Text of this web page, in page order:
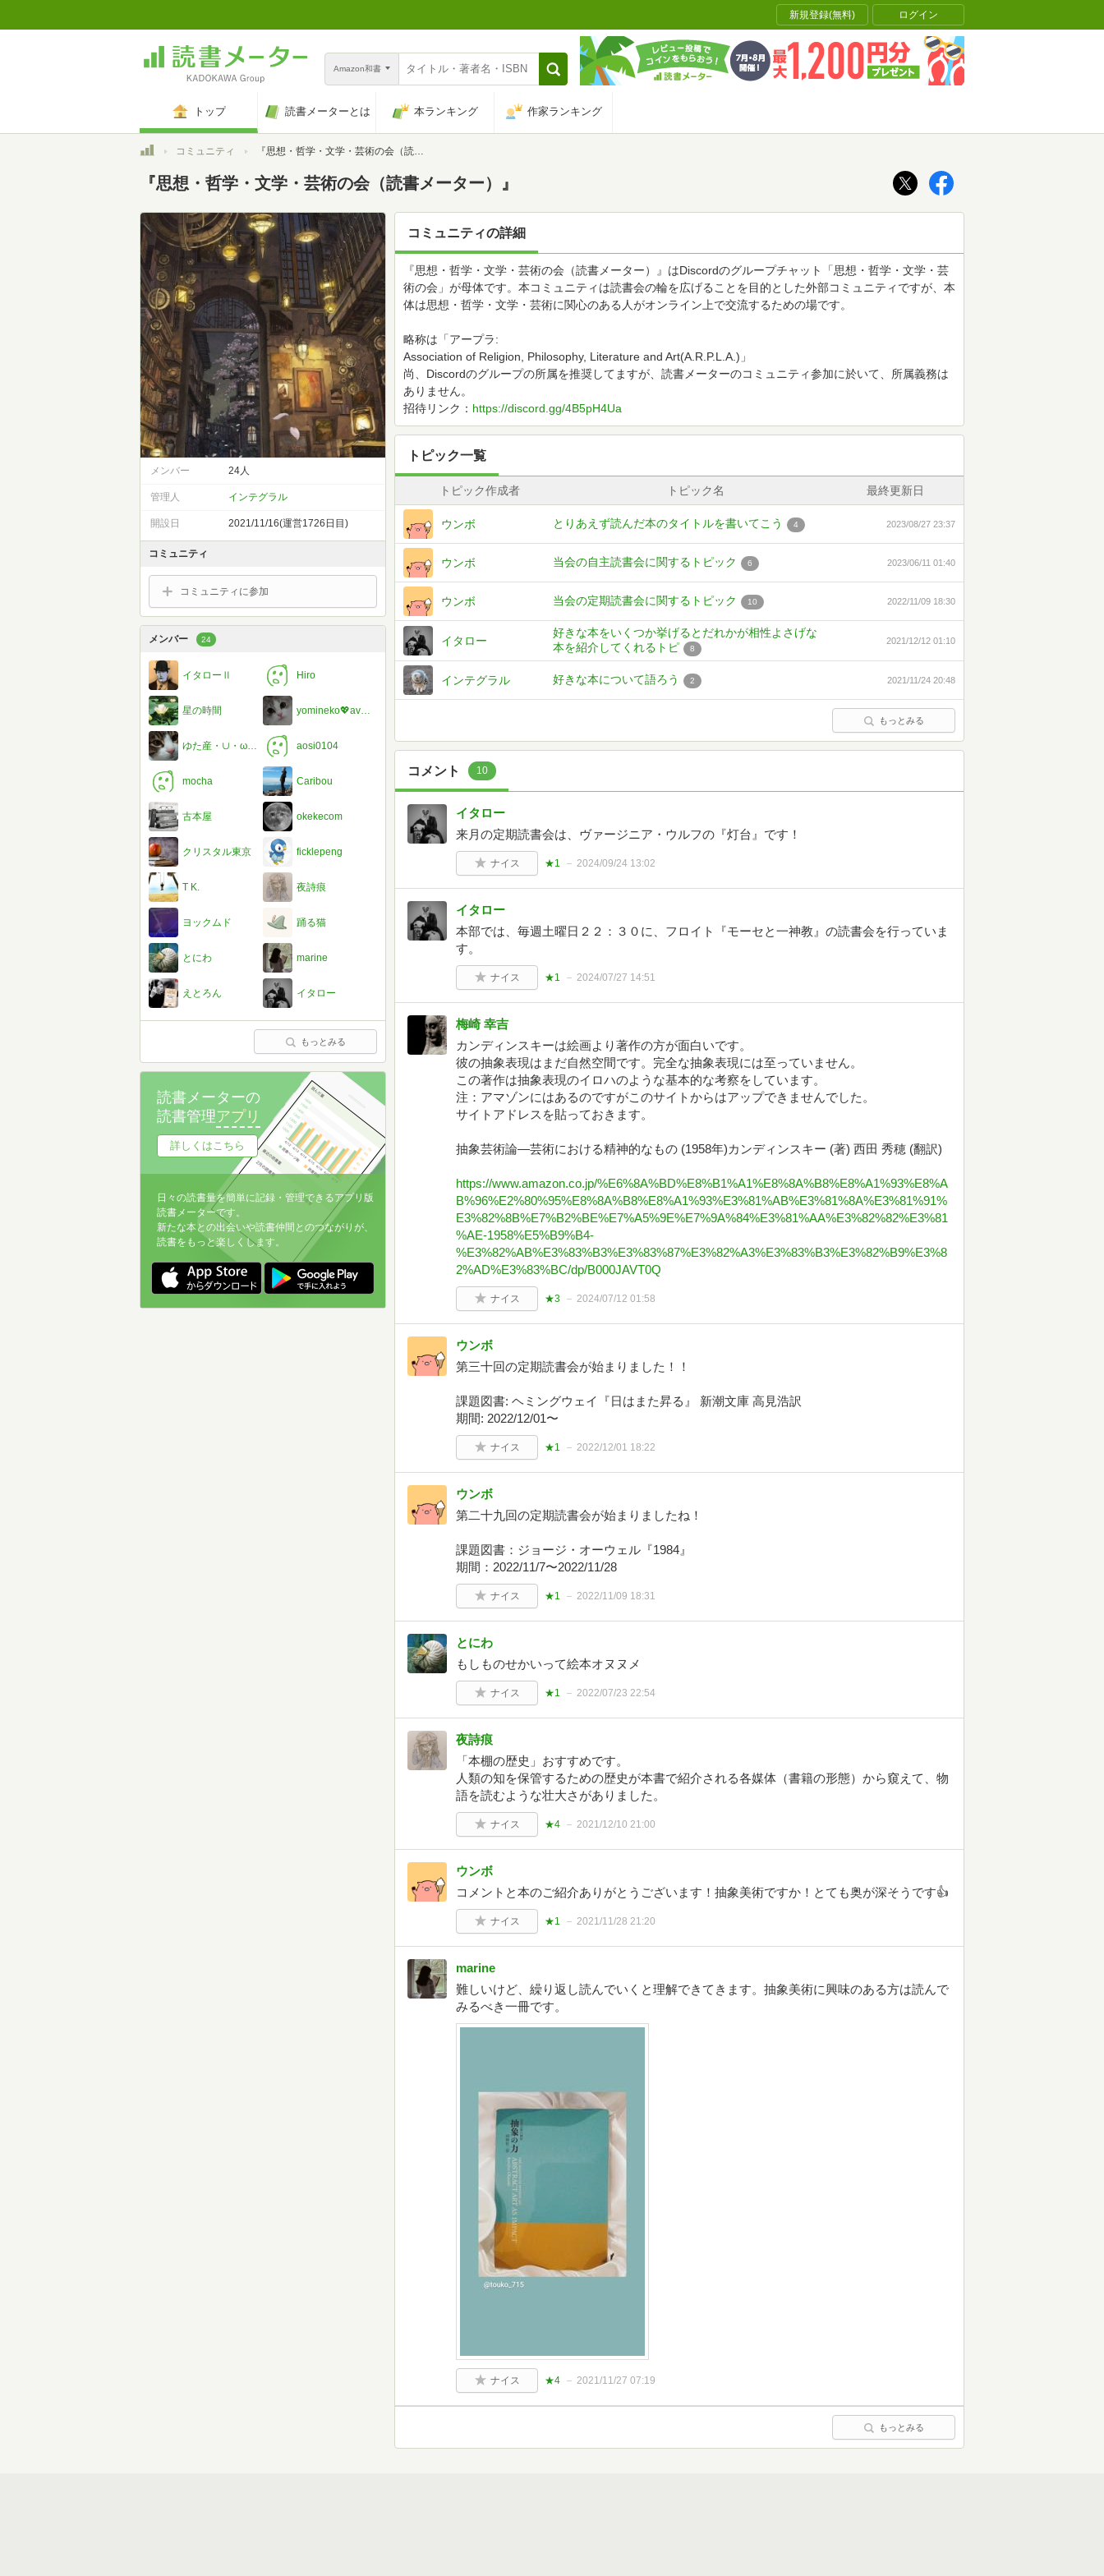
新規登録(無料) ログイン
Amazon和書
トップ 読書メーターとは 本ランキング 作家ランキング
トップコミュニティ 『思想・哲学・文学・芸術の会（読書メーター）』
『思想・哲学・文学・芸術の会（読書メーター）』
コミュニティの詳細
『思想・哲学・文学・芸術の会（読書メーター）』はDiscordのグループチャット「思想・哲学・文学・芸
術の会」が母体です。本コミュニティは読書会の輪を広げることを目的とした外部コミュニティですが、本
体は思想・哲学・文学・芸術に関心のある人がオンライン上で交流するための場です。
略称は「アープラ:
Association of Religion, Philosophy, Literature and Art(A.R.P.L.A.)」
尚、Discordのグループの所属を推奨してますが、読書メーターのコミュニティ参加に於いて、所属義務は
ありません。
招待リンク： https://discord.gg/4B5pH4Ua
トピック一覧
トピック作成者 トピック名 最終更新日
ウンボ とりあえず読んだ本のタイトルを書いてこう 4 2023/08/27 23:37
ウンボ 当会の自主読書会に関するトピック 6 2023/06/11 01:40
ウンボ 当会の定期読書会に関するトピック 10 2022/11/09 18:30
イタロー
好きな本をいくつか挙げるとだれかが相性よさげな
本を紹介してくれるトピ
8
2021/12/12 01:10
インテグラル 好きな本について語ろう 2 2021/11/24 20:48
もっとみる
コメント 10
イタロー
来月の定期読書会は、ヴァージニア・ウルフの『灯台』です！
ナイス ★1 2024/09/24 13:02
イタロー
本部では、毎週土曜日２２：３０に、フロイト『モーセと一神教』の読書会を行っていま
す。
ナイス ★1 2024/07/27 14:51
梅崎 幸吉
カンディンスキーは絵画より著作の方が面白いです。
彼の抽象表現はまだ自然空間です。完全な抽象表現には至っていません。
この著作は抽象表現のイロハのような基本的な考察をしています。
注：アマゾンにはあるのですがこのサイトからはアップできませんでした。
サイトアドレスを貼っておきます。
抽象芸術論―芸術における精神的なもの (1958年)カンディンスキー (著) 西田 秀穂 (翻訳)
https://www.amazon.co.jp/%E6%8A%BD%E8%B1%A1%E8%8A%B8%E8%A1%93%E8%A
B%96%E2%80%95%E8%8A%B8%E8%A1%93%E3%81%AB%E3%81%8A%E3%81%91%
E3%82%8B%E7%B2%BE%E7%A5%9E%E7%9A%84%E3%81%AA%E3%82%82%E3%81
%AE-1958%E5%B9%B4-
%E3%82%AB%E3%83%B3%E3%83%87%E3%82%A3%E3%83%B3%E3%82%B9%E3%8
2%AD%E3%83%BC/dp/B000JAVT0Q
ナイス ★3 2024/07/12 01:58
ウンボ
第三十回の定期読書会が始まりました！！
課題図書: ヘミングウェイ『日はまた昇る』 新潮文庫 高見浩訳
期間: 2022/12/01〜
ナイス ★1 2022/12/01 18:22
ウンボ
第二十九回の定期読書会が始まりましたね！
課題図書：ジョージ・オーウェル『1984』
期間：2022/11/7〜2022/11/28
ナイス ★1 2022/11/09 18:31
とにわ
もしものせかいって絵本オヌヌメ
ナイス ★1 2022/07/23 22:54
夜詩痕
「本棚の歴史」おすすめです。
人類の知を保管するための歴史が本書で紹介される各媒体（書籍の形態）から窺えて、物
語を読むような壮大さがありました。
ナイス ★4 2021/12/10 21:00
ウンボ
コメントと本のご紹介ありがとうございます！抽象美術ですか！とても奥が深そうです👍
ナイス ★1 2021/11/28 21:20
marine
難しいけど、繰り返し読んでいくと理解できてきます。抽象美術に興味のある方は読んで
みるべき一冊です。
ナイス ★4 2021/11/27 07:19
もっとみる
メンバー 24人
管理人 インテグラル
開設日 2021/11/16(運営1726日目)
コミュニティ
コミュニティに参加
メンバー 24
イタローⅡ Hiro
星の時間 yomineko💖avec ヴィタリにゃん💗
ゆた産・∪・ω・∪ aosi0104
mocha Caribou
古本屋 okekecom
クリスタル東京 ficklepeng
T K. 夜詩痕
ヨックムド 踊る猫
とにわ marine
えとろん イタロー
もっとみる
読書メーターの
読書管理アプリ
詳しくはこちら
日々の読書量を簡単に記録・管理できるアプリ版
読書メーターです。
新たな本との出会いや読書仲間とのつながりが、
読書をもっと楽しくします。